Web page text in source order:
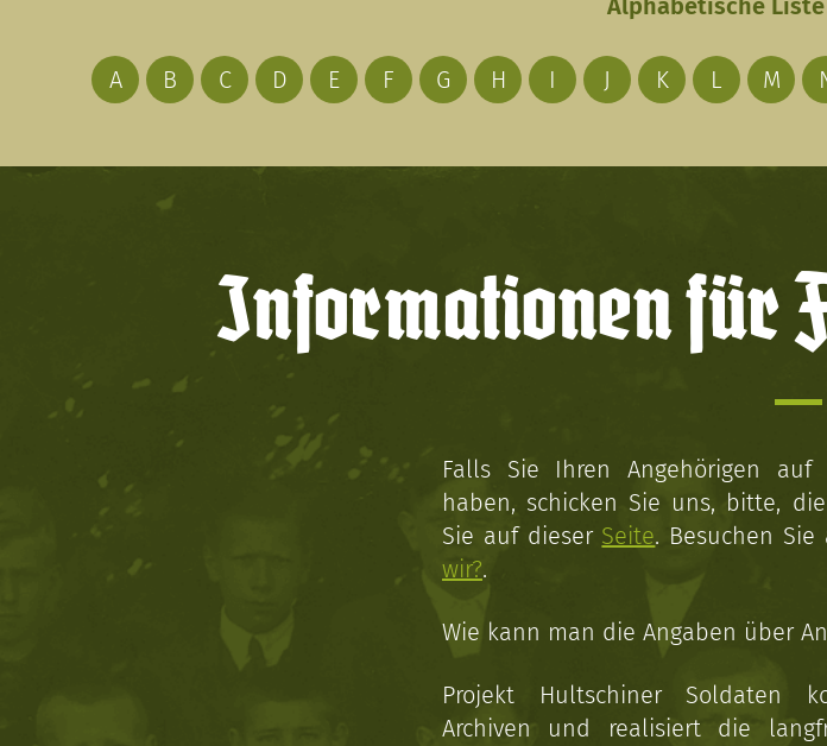
Alphabetische
A B C D E F G H I J K L M
Informationen für
Falls Sie Ihren Angehörigen
haben, schicken Sie uns, bitte,
Sie auf dieser Seite. Besuchen
wir?.
Wie kann man die Angaben über
Projekt Hultschiner Soldaten
Archiven und realisiert die